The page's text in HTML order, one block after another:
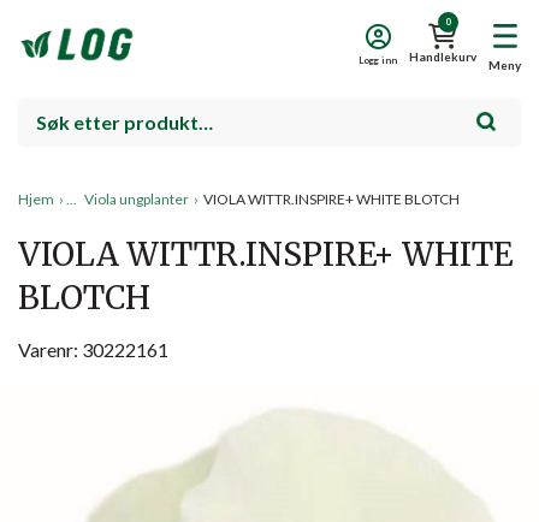
Meny
0
Handlekurv
Logg inn
Hjem › Viola ungplanter › VIOLA WITTR.INSPIRE+ WHITE BLOTCH
VIOLA WITTR.INSPIRE+ WHITE
BLOTCH
Varenr: 30222161